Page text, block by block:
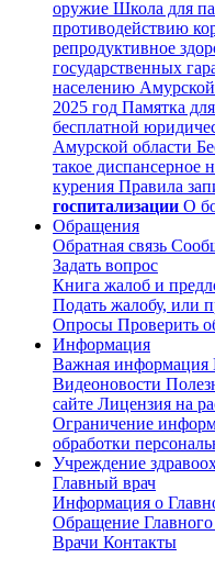
оружие Школа для
противодействию
репродуктивное
государственных
населению
2025 год Памятка
бесплатной
Амурской области
такое диспансерное
курения Правила
госпитализации О
Обращения
Обратная связь
Задать вопрос
Книга жалоб и
Подать жалобу, или
Опросы Проверить
Информация
Важная информация
Видеоновости
сайте Лицензия на
Ограничение
обработки
Учреждение
Главный врач
Информация о
Обращение Главного
Врачи Контакты